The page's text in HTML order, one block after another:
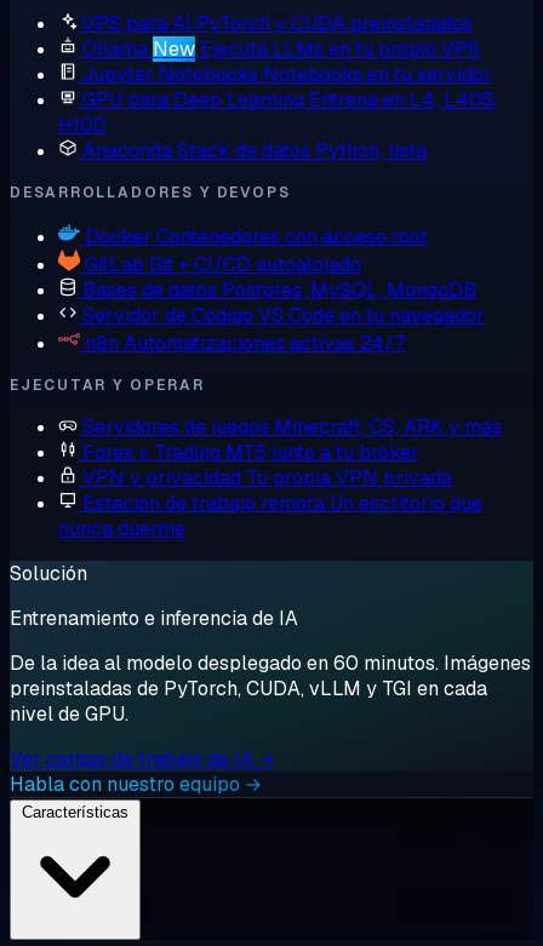
VPS para AI PyTorch y CUDA preinstalados
Ollama New Ejecuta LLMs en tu propio VPS
Jupyter Notebooks Notebooks en tu servidor
GPU para Deep Learning Entrena en L4, L40S,
H100
AnacondaStack de datos Python, lista
DESARROLLADORES Y DEVOPS
Docker Contenedores con acceso root
GitLab Git + CI/CD autoalojado
Bases de datos Postgres, MySQL, MongoDB
Servidor de Código VS Code en tu navegador
n8n Automatizaciones activas 24/7
EJECUTAR Y OPERAR
Servidores de juegos Minecraft, CS, ARK y más
Forex y Trading MT5 junto a tu bróker
VPN y privacidad Tu propia VPN privada
Estación de trabajo remota Un escritorio que
nunca duerme
Solución
Entrenamiento e inferencia de IA
De la idea al modelo desplegado en 60 minutos. Imágenes
preinstaladas de PyTorch, CUDA, vLLM y TGI en cada
nivel de GPU.
Ver cargas de trabajo de IA →
Habla con nuestro equipo →